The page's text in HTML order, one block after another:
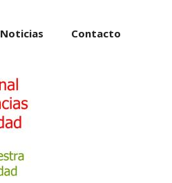
Noticias Contacto